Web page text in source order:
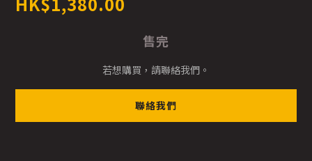
售完
若想購買，請聯絡我們。
聯絡我們